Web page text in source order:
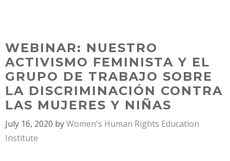
WEBINAR: NUESTRO
ACTIVISMO FEMINISTA Y EL
GRUPO DE TRABAJO SOBRE
LA DISCRIMINACIÓN CONTRA
LAS MUJERES Y NIÑAS
July 16, 2020 byWomen's Human Rights Education
Institute